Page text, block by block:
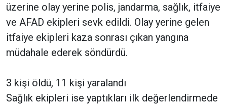
üzerine olay yerine polis, jandarma, sağlık, itfaiye
ve AFAD ekipleri sevk edildi. Olay yerine gelen
itfaiye ekipleri kaza sonrası çıkan yangına
müdahale ederek söndürdü.
3 kişi öldü, 11 kişi yaralandı
Sağlık ekipleri ise yaptıkları ilk değerlendirmede